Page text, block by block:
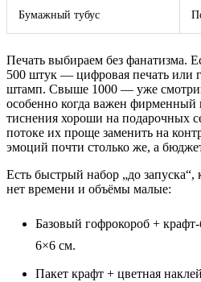
Бумажный тубус
Печать выбираем без фанатизма.
500 штук — цифровая печать или
штамп. Свыше 1000 — уже
особенно когда важен
тиснения хороши на подарочных
потоке их проще заменить на
эмоций почти столько же, а
Есть быстрый набор „до запуска“,
нет времени и объёмы малые:
Базовый гофрокороб +
6×6 см.
Пакет крафт + цветная